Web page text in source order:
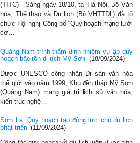
(TITC) - Sáng ngày 18/10, tại Hà Nội, Bộ Văn
hóa, Thể thao và Du lịch (Bộ VHTTDL) đã tổ
chức Hội nghị Công bố “Quy hoạch mạng lưới
cơ…
Quảng Nam trình thẩm định nhiệm vụ lập quy
hoạch bảo tồn di tích Mỹ Sơn (18/09/2024)
Được UNESCO công nhận Di sản văn hóa
thế giới vào năm 1999, Khu đền tháp Mỹ Sơn
(Quảng Nam) mang giá trị lịch sử văn hóa,
kiến trúc nghệ…
Sơn La: Quy hoạch tạo động lực cho du lịch
phát triển (11/09/2024)